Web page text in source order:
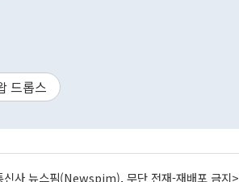
드롭스
신사 뉴스핌(Newspim), 무단 전재-재배포 금지>